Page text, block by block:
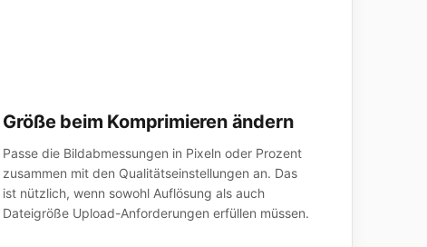
Größe beim Komprimieren ändern
Passe die Bildabmessungen in Pixeln oder Prozent
zusammen mit den Qualitätseinstellungen an. Das
ist nützlich, wenn sowohl Auflösung als auch
Dateigröße Upload-Anforderungen erfüllen müssen.